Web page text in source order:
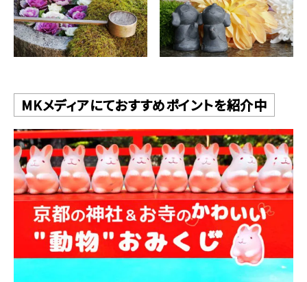
MKメディアにておすすめポイントを紹介中